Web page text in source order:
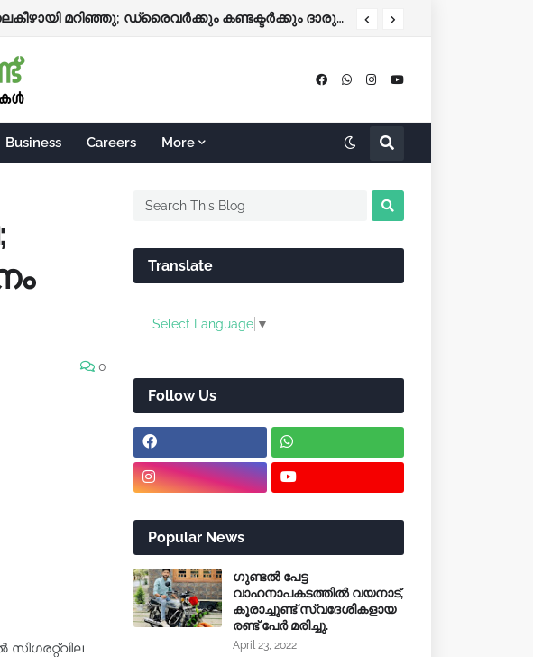
കോഴിക്കോട്-ബെംഗളൂരു KSRTC ബസ് നിയന്ത്രണം വിട്ട് തലകീഴായി മറിഞ്ഞു; ഡ്രൈവർക്കും കണ്ടക്ടർക്കും ദാരുണാന്ത്യം
നാളെ (ശനി) അവധി
Business Careers More
0
Translate
Select Language ▼
Follow Us
Popular News
ഗുണ്ടൽ പേട്ട
വാഹനാപകടത്തിൽ വയനാട്,
കൂരാച്ചുണ്ട് സ്വദേശികളായ
രണ്ട് പേർ മരിച്ചു.
April 23, 2022